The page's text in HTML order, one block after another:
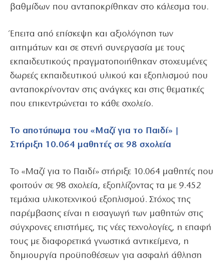
βαθμίδων που ανταποκρίθηκαν στο κάλεσμα του.
Έπειτα από επίσκεψη και αξιολόγηση των
αιτημάτων και σε στενή συνεργασία με τους
εκπαιδευτικούς πραγματοποιήθηκαν στοχευμένες
δωρεές εκπαιδευτικού υλικού και εξοπλισμού που
ανταποκρίνονταν στις ανάγκες και στις θεματικές
που επικεντρώνεται το κάθε σχολείο.
Το αποτύπωμα του «Μαζί για το Παιδί» |
Στήριξη 10.064 μαθητές σε 98 σχολεία
Το «Μαζί για το Παιδί» στήριξε 10.064 μαθητές που
φοιτούν σε 98 σχολεία, εξοπλίζοντας τα με 9.452
τεμάχια υλικοτεχνικού εξοπλισμού. Στόχος της
παρέμβασης είναι η εισαγωγή των μαθητών στις
σύγχρονες επιστήμες, τις νέες τεχνολογίες, η επαφή
τους με διαφορετικά γνωστικά αντικείμενα, η
δημιουργία προϋποθέσεων για ασφαλή άθληση